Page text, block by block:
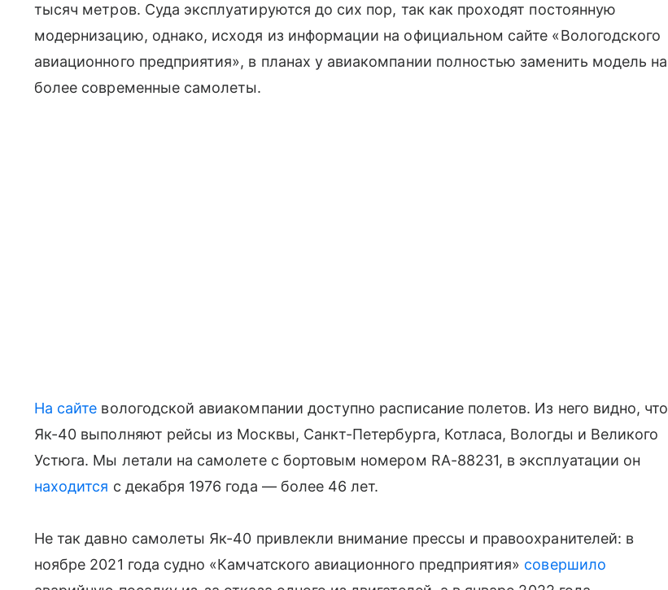
тысяч метров. Суда эксплуатируются до сих пор, так как проходят постоянную
модернизацию, однако, исходя из информации на официальном сайте «Вологодского
авиационного предприятия», в планах у авиакомпании полностью заменить модель на
более современные самолеты.
На сайте вологодской авиакомпании доступно расписание полетов. Из него видно, что
Як-40 выполняют рейсы из Москвы, Санкт-Петербурга, Котласа, Вологды и Великого
Устюга. Мы летали на самолете с бортовым номером RA-88231, в эксплуатации он
находится с декабря 1976 года — более 46 лет.
Не так давно самолеты Як-40 привлекли внимание прессы и правоохранителей: в
ноябре 2021 года судно «Камчатского авиационного предприятия» совершило